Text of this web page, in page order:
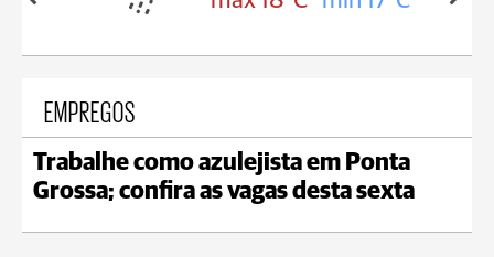
EMPREGOS
Trabalhe como azulejista em Ponta
Grossa; confira as vagas desta sexta